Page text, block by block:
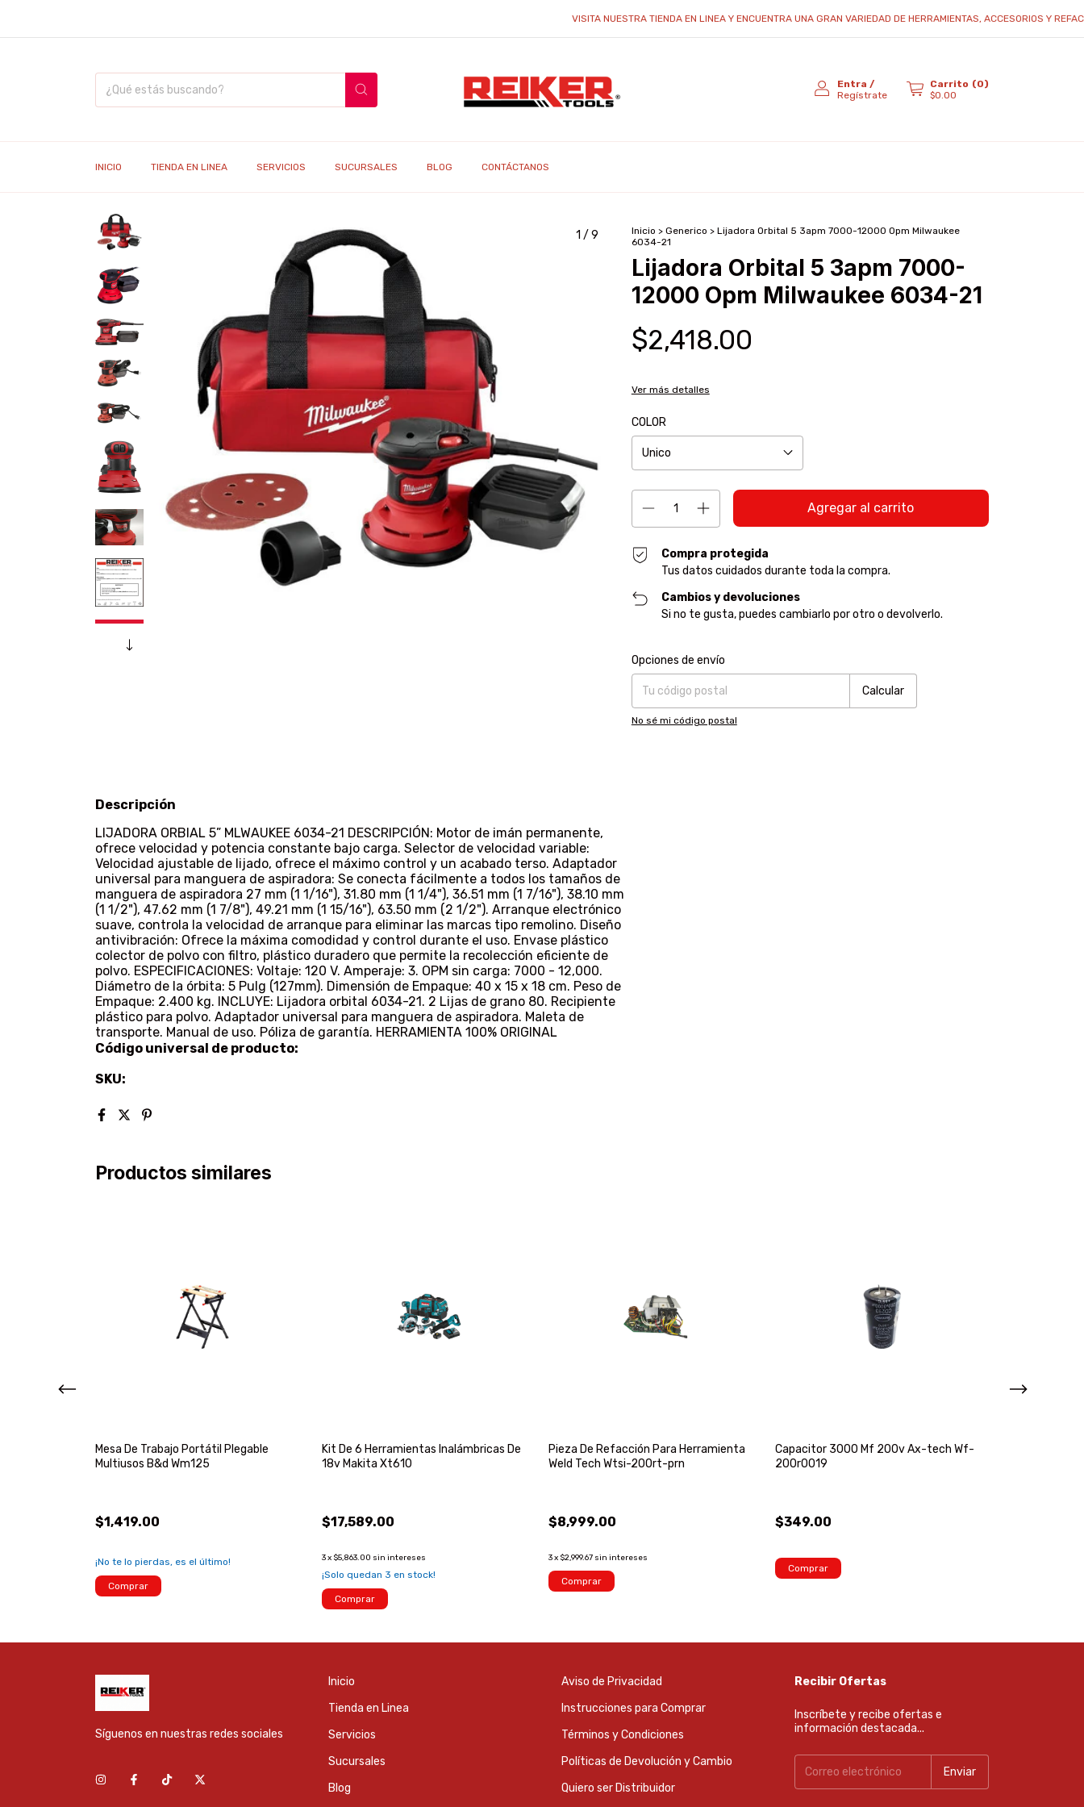
VISITA NUESTRA TIENDA EN LINEA Y ENCUENTRA UNA GRAN VARIEDAD DE HERRAMIENTAS, ACCESORIOS Y
Entra /
Regístrate
Carrito (0)
$0.00
INICIO TIENDA EN LINEA SERVICIOS SUCURSALES BLOG CONTÁCTANOS
1 / 9 Inicio > Generico > Lijadora Orbital 5 3apm 7000-12000 Opm Milwaukee
6034-21
Lijadora Orbital 5 3apm 7000-
12000 Opm Milwaukee 6034-21
$2,418.00
Ver más detalles
COLOR
Compra protegida
Tus datos cuidados durante toda la compra.
Cambios y devoluciones
Si no te gusta, puedes cambiarlo por otro o devolverlo.
Entregas para el CP:
Opciones de envío
Calcular
No sé mi código postal
Descripción
LIJADORA ORBIAL 5” MLWAUKEE 6034-21 DESCRIPCIÓN: Motor de imán permanente,
ofrece velocidad y potencia constante bajo carga. Selector de velocidad variable:
Velocidad ajustable de lijado, ofrece el máximo control y un acabado terso. Adaptador
universal para manguera de aspiradora: Se conecta fácilmente a todos los tamaños de
manguera de aspiradora 27 mm (1 1/16"), 31.80 mm (1 1/4"), 36.51 mm (1 7/16"), 38.10 mm
(1 1/2"), 47.62 mm (1 7/8"), 49.21 mm (1 15/16"), 63.50 mm (2 1/2"). Arranque electrónico
suave, controla la velocidad de arranque para eliminar las marcas tipo remolino. Diseño
antivibración: Ofrece la máxima comodidad y control durante el uso. Envase plástico
colector de polvo con filtro, plástico duradero que permite la recolección eficiente de
polvo. ESPECIFICACIONES: Voltaje: 120 V. Amperaje: 3. OPM sin carga: 7000 - 12,000.
Diámetro de la órbita: 5 Pulg (127mm). Dimensión de Empaque: 40 x 15 x 18 cm. Peso de
Empaque: 2.400 kg. INCLUYE: Lijadora orbital 6034-21. 2 Lijas de grano 80. Recipiente
plástico para polvo. Adaptador universal para manguera de aspiradora. Maleta de
transporte. Manual de uso. Póliza de garantía. HERRAMIENTA 100% ORIGINAL
Código universal de producto:
SKU:
Productos similares
Mesa De Trabajo Portátil Plegable
Multiusos B&d Wm125
$1,419.00
¡No te lo pierdas, es el último!
Comprar
Kit De 6 Herramientas Inalámbricas De
18v Makita Xt610
$17,589.00
3x $5,863.00 sin intereses
¡Solo quedan 3 en stock!
Comprar
Pieza De Refacción Para Herramienta
Weld Tech Wtsi-200rt-prn
$8,999.00
3x $2,999.67 sin intereses
Comprar
Capacitor 3000 Mf 200v Ax-tech Wf-
200r0019
$349.00
Comprar
Síguenos en nuestras redes sociales
Inicio
Tienda en Linea
Servicios
Sucursales
Blog
Aviso de Privacidad
Instrucciones para Comprar
Términos y Condiciones
Políticas de Devolución y Cambio
Quiero ser Distribuidor
Recibir Ofertas
Inscríbete y recibe ofertas e
información destacada...